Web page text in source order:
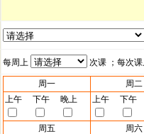
每周上 次课 ；每次
周一
周二
上午
下午 晚上 上午 下午
周五
周六